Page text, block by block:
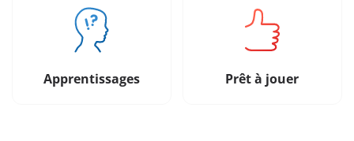
Apprentissages Prêt à jouer